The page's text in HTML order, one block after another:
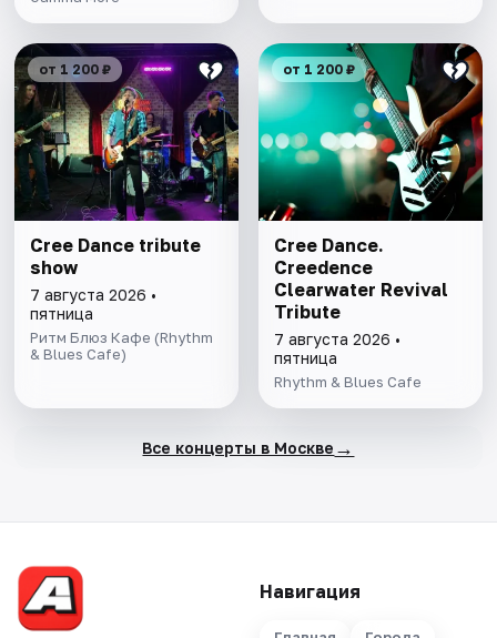
от 1 200 ₽
Cree Dance tribute
show
7 августа 2026 •
пятница
Ритм Блюз Кафе (Rhythm
& Blues Cafe)
от 1 200 ₽
Cree Dance.
Creedence
Clearwater Revival
Tribute
7 августа 2026 •
пятница
Rhythm & Blues Cafe
Все концерты в Москве →
Навигация